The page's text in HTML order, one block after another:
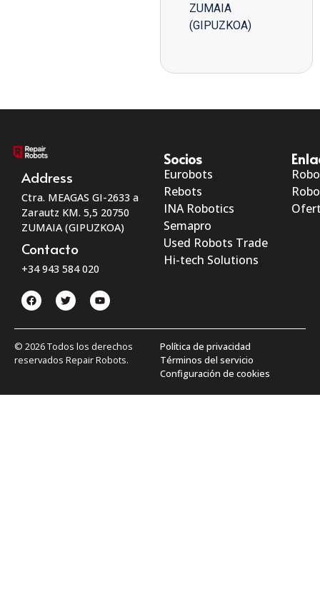
ZUMAIA
(GIPUZKOA)
Address
Ctra. MEAGAS GI-2633 a
Zarautz KM. 5,5 20750
ZUMAIA (GIPUZKOA)
Contacto
+34 943 584 020
Socios
Eurobots
Rebots
INA Robotics
Semapro
Used Robots Trade
Hi-tech Solutions
© 2026 Todos los derechos
reservados Repair Robots.
Política de privacidad
Términos del servicio
Configuración de cookies